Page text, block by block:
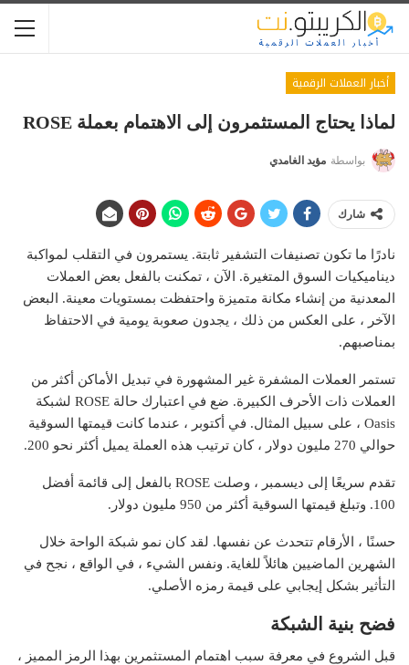
أخبار العملات الرقمية
لماذا يحتاج المستثمرون إلى الاهتمام بعملة ROSE
بواسطة مؤيد الغامدي
شارك
نادرًا ما تكون تصنيفات التشفير ثابتة. يستمرون في التقلب لمواكبة
ديناميكيات السوق المتغيرة. الآن ، تمكنت بالفعل بعض العملات
المعدنية من إنشاء مكانة متميزة واحتفظت بمستويات معينة. البعض
الآخر ، على العكس من ذلك ، يجدون صعوبة يومية في الاحتفاظ
بمناصبهم.
تستمر العملات المشفرة غير المشهورة في تبديل الأماكن أكثر من
العملات ذات الأحرف الكبيرة. ضع في اعتبارك حالة ROSE لشبكة
Oasis ، على سبيل المثال. في أكتوبر ، عندما كانت قيمتها السوقية
حوالي 270 مليون دولار ، كان ترتيب هذه العملة يميل أكثر نحو 200.
تقدم سريعًا إلى ديسمبر ، وصلت ROSE بالفعل إلى قائمة أفضل
100. وتبلغ قيمتها السوقية أكثر من 950 مليون دولار.
حسنًا ، الأرقام تتحدث عن نفسها. لقد كان نمو شبكة الواحة خلال
الشهرين الماضيين هائلاً للغاية. ونفس الشيء ، في الواقع ، نجح في
التأثير بشكل إيجابي على قيمة رمزه الأصلي.
فضح بنية الشبكة
قبل الشروع في معرفة سبب اهتمام المستثمرين بهذا الرمز المميز ،